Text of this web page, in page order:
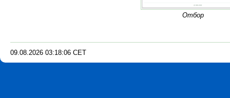
Отбор
09.08.2026 03:18:07 CET